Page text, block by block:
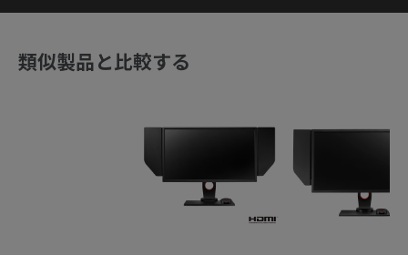
類似製品と比較する